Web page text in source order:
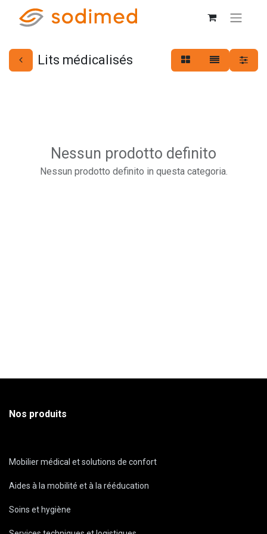
Lits médicalisés
Nessun prodotto definito
Nessun prodotto definito in questa categoria.
Nos produits
Mobilier médical et solutions de confort
Aides à la mobilité et à la rééducation
Soins et hygiène